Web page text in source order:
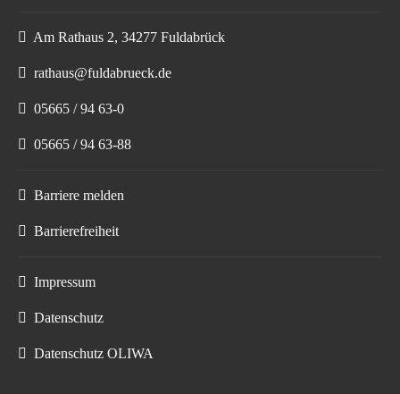
Am Rathaus 2, 34277 Fuldabrück
rathaus@fuldabrueck.de
05665 / 94 63-0
05665 / 94 63-88
Barriere melden
Barrierefreiheit
Impressum
Datenschutz
Datenschutz OLIWA